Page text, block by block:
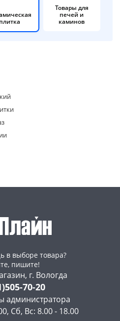
плитка
Товары для
печей и
каминов
в выборе товара?
пишите!
г. Вологда
70-20
администратора
Сб, Вс: 8.00 - 18.00